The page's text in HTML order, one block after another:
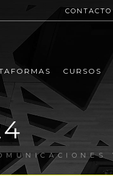
CONTACTO
CURSOS